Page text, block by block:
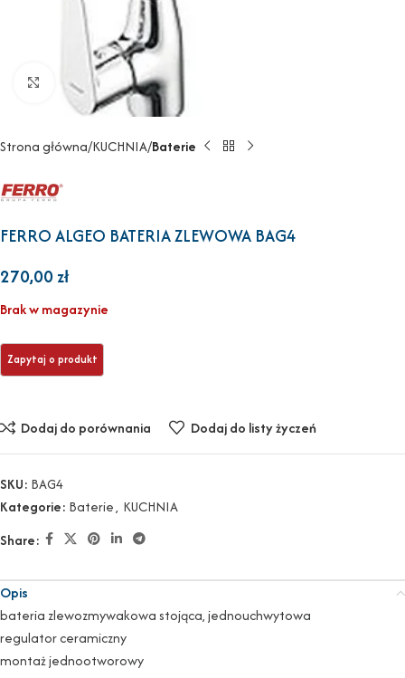
Powiększ
Strona główna KUCHNIA Baterie
FERRO ALGEO BATERIA ZLEWOWA BAG4
270,00zł
Brak w magazynie
Dodaj do porównania Dodaj do listy życzeń
SKU: BAG4
Kategorie: Baterie, KUCHNIA
Share:
Opis
bateria zlewozmywakowa stojąca, jednouchwytowa
regulator ceramiczny
montaż jednootworowy